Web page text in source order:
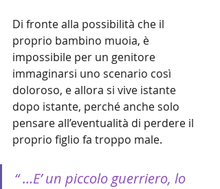
Di fronte alla possibilità che il
proprio bambino muoia, è
impossibile per un genitore
immaginarsi uno scenario così
doloroso, e allora si vive istante
dopo istante, perché anche solo
pensare all’eventualità di perdere il
proprio figlio fa troppo male.
“ …E’ un piccolo guerriero, lo